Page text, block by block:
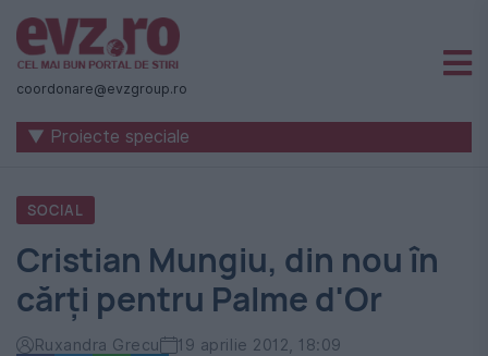
Știri
naționale
internaționale
România
-
Evenimentul
Zilei
coordonare@evzgroup.ro
▼ Proiecte speciale
SOCIAL
Cristian Mungiu, din nou în
cărți pentru Palme d'Or
Ruxandra Grecu 19 aprilie 2012, 18:09